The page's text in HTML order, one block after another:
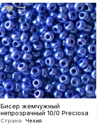
Бисер жемчужный
непрозрачный 10/0 Preciosa
Страна: Чехия